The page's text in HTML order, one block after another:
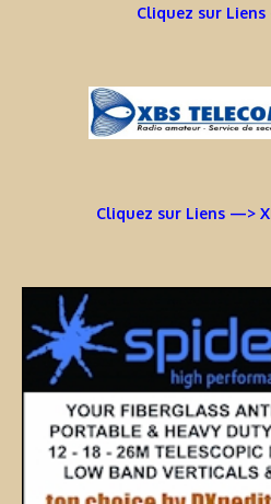
Cliquez sur Liens
Cliquez sur Liens —>